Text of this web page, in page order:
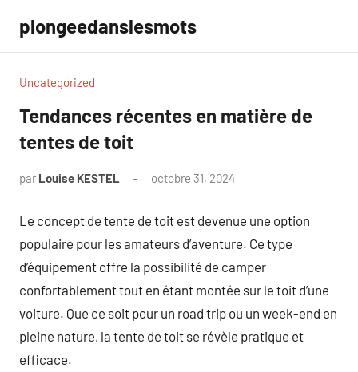
contenu
plongeedanslesmots
Uncategorized
Tendances récentes en matière de
tentes de toit
par Louise KESTEL octobre 31, 2024
Le concept de tente de toit est devenue une option
populaire pour les amateurs d’aventure. Ce type
d’équipement offre la possibilité de camper
confortablement tout en étant montée sur le toit d’une
voiture. Que ce soit pour un road trip ou un week-end en
pleine nature, la tente de toit se révèle pratique et
efficace.